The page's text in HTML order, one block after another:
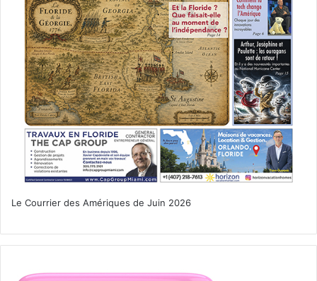
Le Courrier des Amériques de Juin 2026